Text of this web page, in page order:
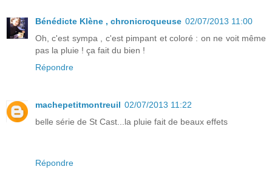
Bénédicte Klène , chronicroqueuse 02/07/2013 11:00
Oh, c'est sympa , c'est pimpant et coloré : on ne voit même
pas la pluie ! ça fait du bien !
Répondre
machepetitmontreuil 02/07/2013 11:22
belle série de St Cast...la pluie fait de beaux effets
Répondre